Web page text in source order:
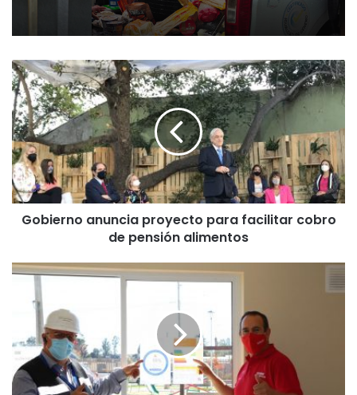
G
o
b
i
e
r
n
o
a
c
o
y
e
Gobierno anuncia proyecto para facilitar cobro
de pensión alimentos
L
n
t